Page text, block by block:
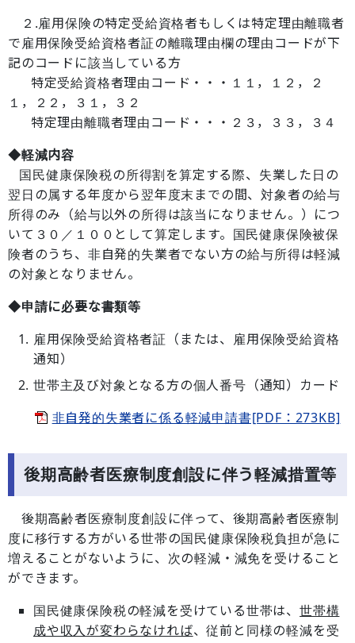
２.雇用保険の特定受給資格者もしくは特定理由離職者
で雇用保険受給資格者証の離職理由欄の理由コードが下
記のコードに該当している方
特定受給資格者理由コード・・・１１，１２，２
１，２２，３１，３２
特定理由離職者理由コード・・・２３，３３，３４
◆軽減内容
国民健康保険税の所得割を算定する際、失業した日の
翌日の属する年度から翌年度末までの間、対象者の給与
所得のみ（給与以外の所得は該当になりません。）につ
いて３０／１００として算定します。国民健康保険被保
険者のうち、非自発的失業者でない方の給与所得は軽減
の対象となりません。
◆申請に必要な書類等
雇用保険受給資格者証（または、雇用保険受給資格
通知）
世帯主及び対象となる方の個人番号（通知）カード
非自発的失業者に係る軽減申請書[PDF：273KB]
後期高齢者医療制度創設に伴う軽減措置等
後期高齢者医療制度創設に伴って、後期高齢者医療制
度に移行する方がいる世帯の国民健康保険税負担が急に
増えることがないように、次の軽減・減免を受けること
ができます。
国民健康保険税の軽減を受けている世帯は、 世帯構
成や収入が変わらなければ、従前と同様の軽減を受